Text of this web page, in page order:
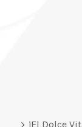
¡El Dolce